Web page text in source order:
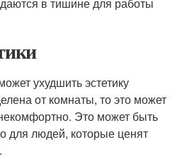
ухудшить эстетику
от комнаты, то это может
Это может быть
для людей, которые ценят